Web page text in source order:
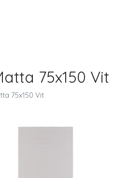
75x150 Vit
75x150 Vit